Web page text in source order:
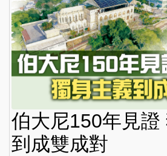
伯大尼150年見證
到成雙成對